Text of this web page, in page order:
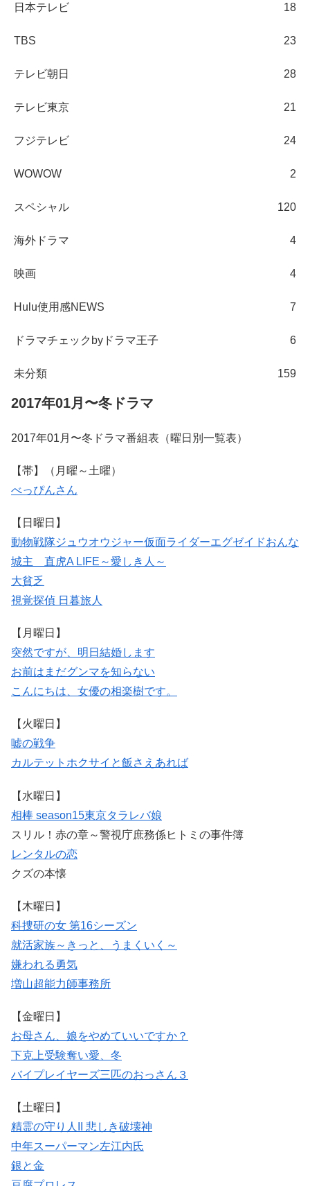
日本テレビ 18
TBS 23
テレビ朝日 28
テレビ東京 21
フジテレビ 24
WOWOW 2
スペシャル 120
海外ドラマ 4
映画 4
Hulu使用感NEWS 7
ドラマチェックbyドラマ王子 6
未分類 159
2017年01月〜冬ドラマ
2017年01月〜冬ドラマ番組表（曜日別一覧表）
【帯】（月曜～土曜）
べっぴんさん
【日曜日】
動物戦隊ジュウオウジャー仮面ライダーエグゼイドおんな
城主 直虎A LIFE～愛しき人～
大貧乏
視覚探偵 日暮旅人
【月曜日】
突然ですが、明日結婚します
お前はまだグンマを知らない
こんにちは、女優の相楽樹です。
【火曜日】
嘘の戦争
カルテット ホクサイと飯さえあれば
【水曜日】
相棒 season15東京タラレバ娘
スリル！赤の章～警視庁庶務係ヒトミの事件簿
レンタルの恋
クズの本懐
【木曜日】
科捜研の女 第16シーズン
就活家族～きっと、うまくいく～
嫌われる勇気
増山超能力師事務所
【金曜日】
お母さん、娘をやめていいですか？
下克上受験奪い愛、冬
バイプレイヤーズ三匹のおっさん３
【土曜日】
精霊の守り人II 悲しき破壊神
中年スーパーマン左江内氏
銀と金